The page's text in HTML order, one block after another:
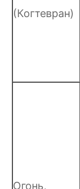
(Когтевран)
Огонь,